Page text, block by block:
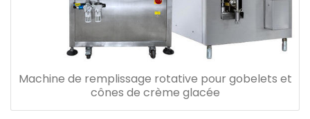
Machine de remplissage rotative pour gobelets et
cônes de crème glacée